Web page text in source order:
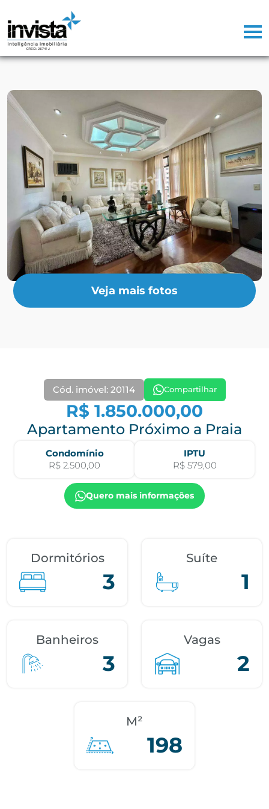
Veja mais fotos
Cód. imóvel: 20114 Compartilhar
R$ 1.850.000,00
Apartamento Próximo a Praia
Condomínio
R$ 2.500,00
IPTU
R$ 579,00
Quero mais informações
Dormitórios
3
Suíte
1
Banheiros
3
Vagas
2
M²
198